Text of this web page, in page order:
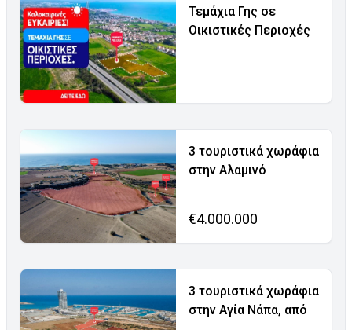
Τεμάχια Γης σε
Οικιστικές Περιοχές
3 τουριστικά χωράφια
στην Αλαμινό
€4.000.000
3 τουριστικά χωράφια
στην Αγία Νάπα, από